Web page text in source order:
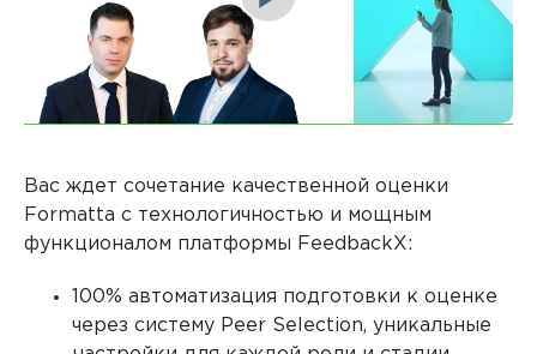
Вас ждет сочетание качественной оценки
Formatta с технологичностью и мощным
функционалом платформы FeedbackX:
100% автоматизация подготовки к оценке
через систему Peer Selection, уникальные